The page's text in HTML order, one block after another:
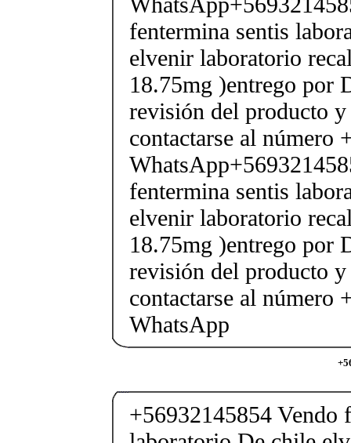
fentermina sentis
elvenir laboratorio
18.75mg )entrego por
revisión del producto
contactarse al número
fentermina sentis
elvenir laboratorio
18.75mg )entrego por
revisión del producto
contactarse al número
WhatsApp
+56932145854 Vendo